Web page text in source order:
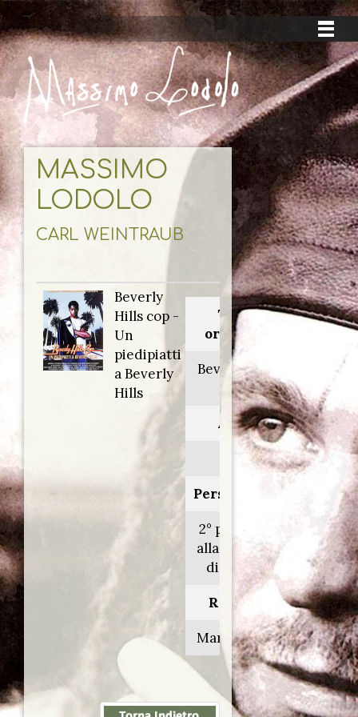
MASSIMO
LODOLO
CARL WEINTRAUB
Beverly
Hills cop -
Un
piedipiatti
a Beverly
Hills
Titolo
originale:
Beverly Hills
cop
Anno:
1984
Personaggio:
2° poliziotto
alla Centrale
di Detroit
Regia di:
Martin Brest